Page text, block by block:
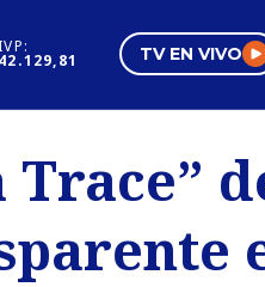
IVP:
42.129,81 TV EN VIVO
Negocios
Pura Mujer